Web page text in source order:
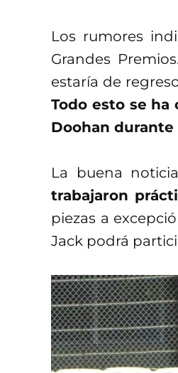
Los rumores
Grandes
estaría de
Todo esto se
Doohan
La buena
trabajaron
piezas a
Jack podrá